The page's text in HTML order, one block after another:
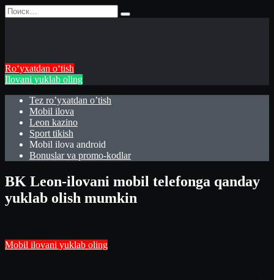
Перейти
к
Search
for:
Roʻyxatdan oʻtish
Ilovani yuklab oling
Tez ro’yxatdan o’tish
Mobil ilova
Leon kazino
Sport tikish
Mobil ilova android
Bonuslar va promo-kodlar
BK Leon-ilovani mobil telefonga qanday
yuklab olish mumkin
Mobil ilovani yuklab oling